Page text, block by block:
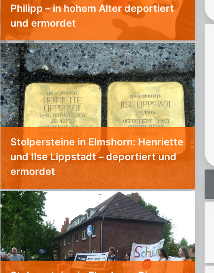
Philipp – in hohem Alter deportiert
und ermordet
Stolpersteine in Elmshorn: Henriette
und Ilse Lippstadt – deportiert und
ermordet